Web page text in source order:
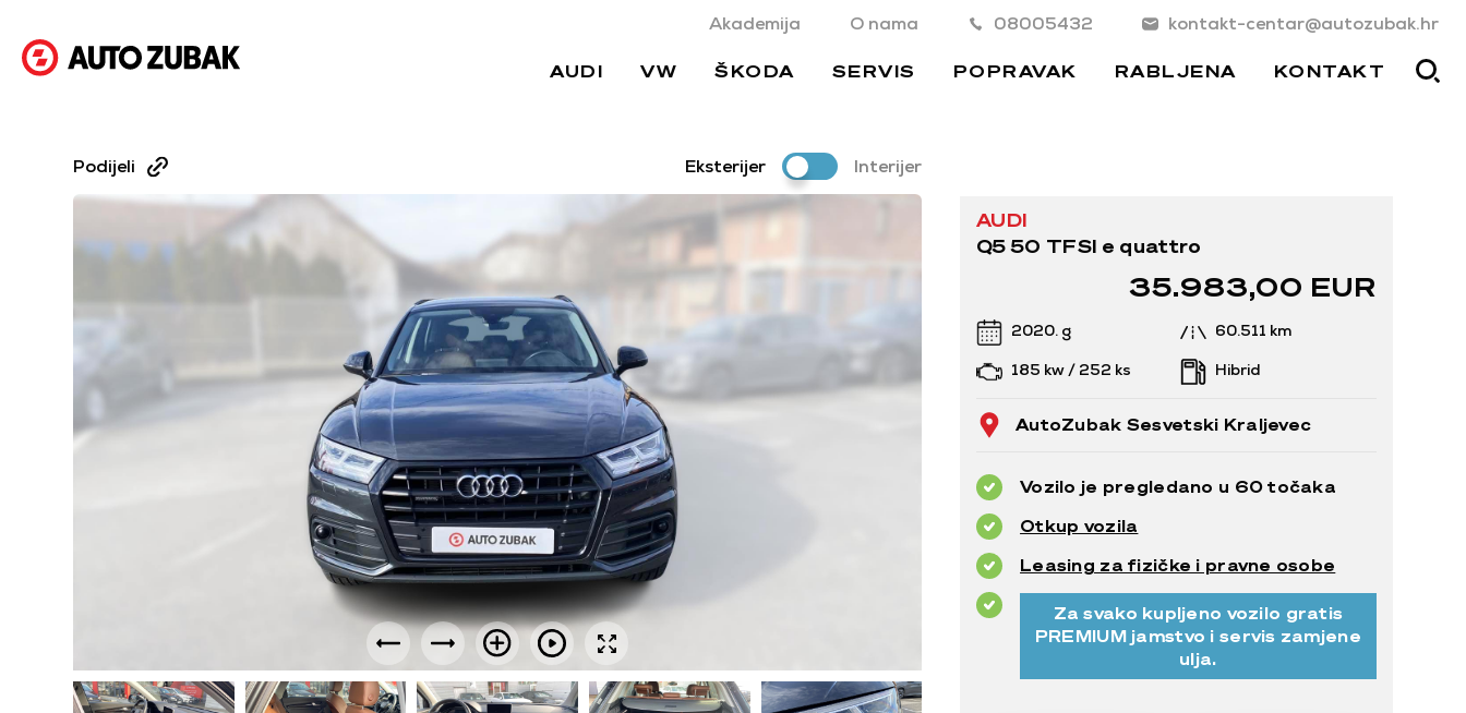
Akademija O nama 08005432 kontakt-centar@autozubak.hr
AUDI VW ŠKODA SERVIS POPRAVAK RABLJENA KONTAKT
Podijeli Eksterijer Interijer
AUDI
Q5 50 TFSI e quattro
35.983,00 EUR
2020. g
60.511 km
185 kw / 252 ks
Hibrid
AutoZubak Sesvetski Kraljevec
Vozilo je pregledano u 60 točaka
Otkup vozila
Leasing za fizičke i pravne osobe
Za svako kupljeno vozilo gratis
PREMIUM jamstvo i servis zamjene
ulja.